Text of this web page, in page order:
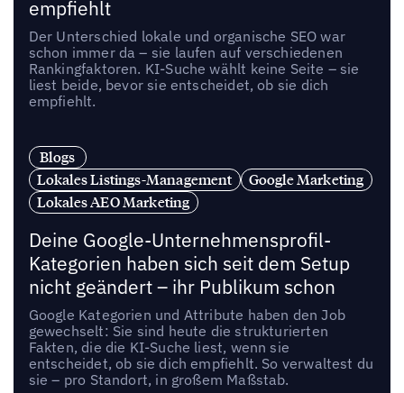
empfiehlt
Der Unterschied lokale und organische SEO war
schon immer da – sie laufen auf verschiedenen
Rankingfaktoren. KI-Suche wählt keine Seite – sie
liest beide, bevor sie entscheidet, ob sie dich
empfiehlt.
Blogs
Lokales Listings-Management
Google Marketing
Lokales AEO Marketing
Deine Google-Unternehmensprofil-
Kategorien haben sich seit dem Setup
nicht geändert – ihr Publikum schon
Google Kategorien und Attribute haben den Job
gewechselt: Sie sind heute die strukturierten
Fakten, die die KI-Suche liest, wenn sie
entscheidet, ob sie dich empfiehlt. So verwaltest du
sie – pro Standort, in großem Maßstab.